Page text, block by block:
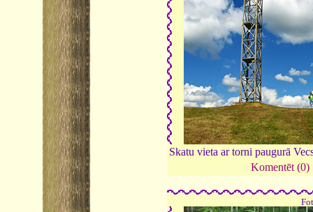
Skatu vieta ar torni paugurā
Komentēt (0)